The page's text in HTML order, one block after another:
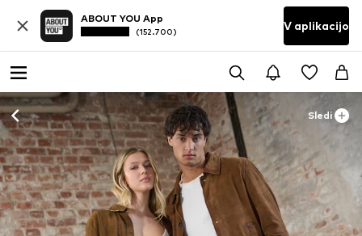
ABOUT YOU App
(152.700) V aplikacijo
Sledi